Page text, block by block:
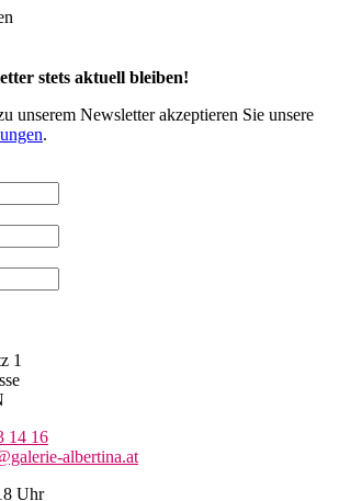
stets aktuell bleiben!
unserem Newsletter akzeptieren Sie unsere
.
1
14 16
albertina.at
Uhr